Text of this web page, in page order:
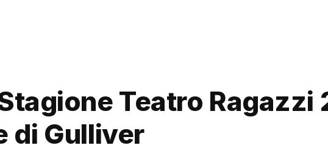
Teatro Ragazzi
di Gulliver